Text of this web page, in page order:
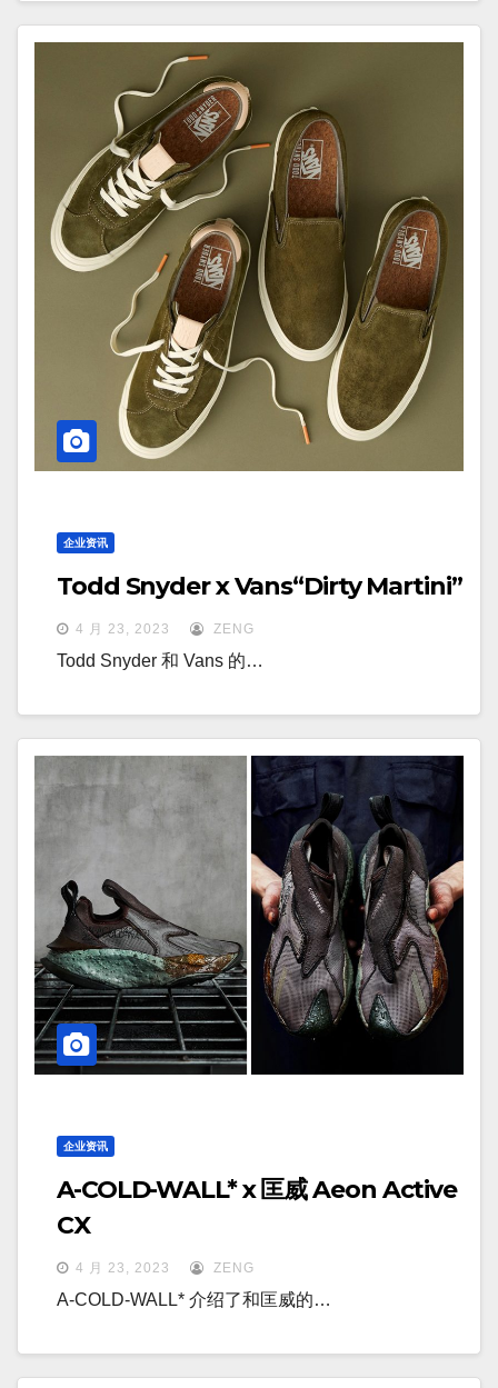
企业资讯
Todd Snyder x Vans“Dirty Martini”
4 月 23, 2023 ZENG
Todd Snyder 和 Vans 的…
企业资讯
A-COLD-WALL* x 匡威 Aeon Active
CX
4 月 23, 2023 ZENG
A-COLD-WALL* 介绍了和匡威的…